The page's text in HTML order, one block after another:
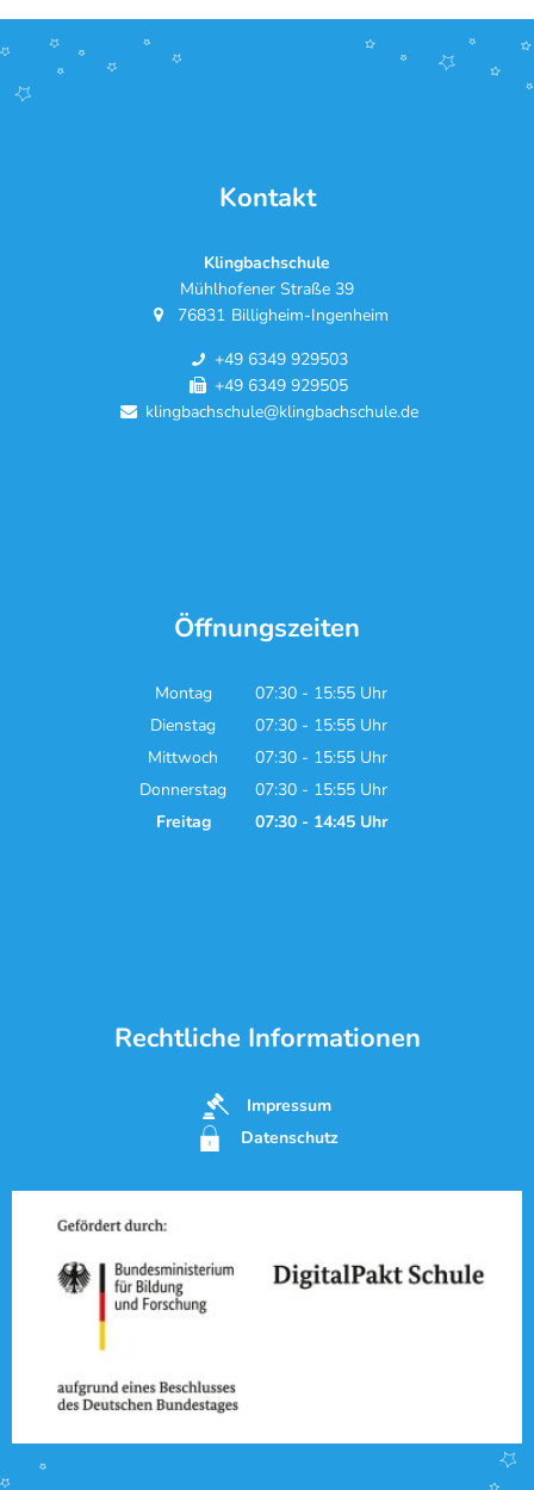
Kontakt
Klingbachschule
Mühlhofener Straße 39
76831 Billigheim-Ingenheim
+49 6349 929503
+49 6349 929505
klingbachschule@klingbachschule.de
Öffnungszeiten
Montag 07:30- 15:55Uhr
Von 07:30 bis 15:55 Uhr
Dienstag 07:30- 15:55Uhr
Von 07:30 bis 15:55 Uhr
Mittwoch 07:30- 15:55Uhr
Von 07:30 bis 15:55 Uhr
Donnerstag 07:30- 15:55Uhr
Von 07:30 bis 15:55 Uhr
Freitag 07:30- 14:45Uhr
Rechtliche Informationen
Impressum
Datenschutz